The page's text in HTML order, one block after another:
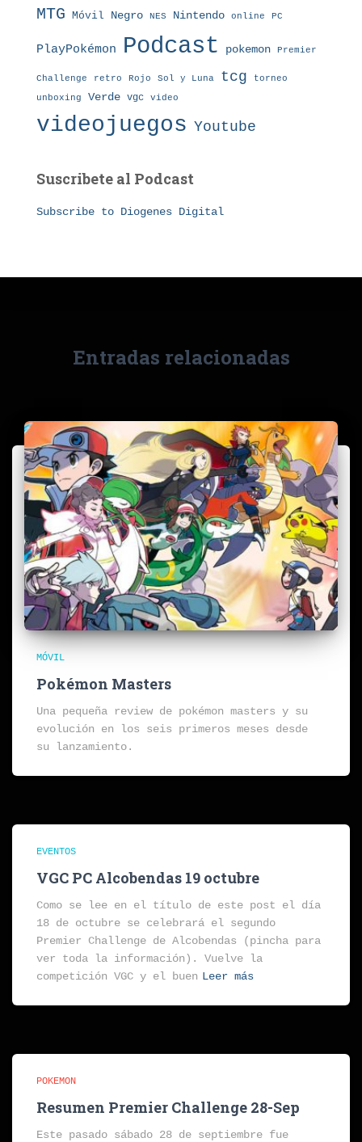
MTG Móvil Negro NES Nintendo online PC
PlayPokémon Podcast pokemon Premier
Challenge retro Rojo Sol y Luna tcg torneo
unboxing Verde vgc video
videojuegos Youtube
Suscribete al Podcast
Subscribe to Diogenes Digital
Entradas relacionadas
MÓVIL
Pokémon Masters
Una pequeña review de pokémon masters y su
evolución en los seis primeros meses desde
su lanzamiento.
EVENTOS
VGC PC Alcobendas 19 octubre
Como se lee en el título de este post el día
18 de octubre se celebrará el segundo
Premier Challenge de Alcobendas (pincha para
ver toda la información). Vuelve la
competición VGC y el buen Leer más
POKEMON
Resumen Premier Challenge 28-Sep
Este pasado sábado 28 de septiembre fue